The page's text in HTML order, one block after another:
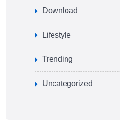
Download
Lifestyle
Trending
Uncategorized